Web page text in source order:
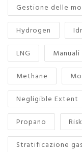
Gestione delle
Hydrogen
LNG
Manuali
Methane
Negligible Extent
Propano
Stratificazione gas